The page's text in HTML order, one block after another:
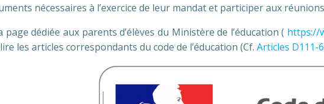
nécessaires à l’exercice de leur mandat et participer aux
dédiée aux parents d’élèves du Ministère de l’éducation ( https://
les articles correspondants du code de l’éducation (Cf. Articles D111-